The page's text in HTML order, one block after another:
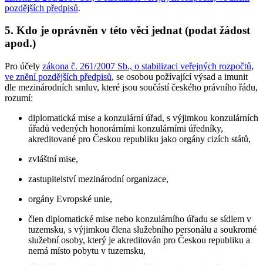
pozdějších předpisů.
5. Kdo je oprávněn v této věci jednat (podat žádost
apod.)
Pro účely zákona č. 261/2007 Sb., o stabilizaci veřejných rozpočtů,
ve znění pozdějších předpisů, se osobou požívající výsad a imunit
dle mezinárodních smluv, které jsou součástí českého právního řádu,
rozumí:
diplomatická mise a konzulární úřad, s výjimkou konzulárních
úřadů vedených honorárními konzulárními úředníky,
akreditované pro Českou republiku jako orgány cizích států,
zvláštní mise,
zastupitelství mezinárodní organizace,
orgány Evropské unie,
člen diplomatické mise nebo konzulárního úřadu se sídlem v
tuzemsku, s výjimkou člena služebního personálu a soukromé
služební osoby, který je akreditován pro Českou republiku a
nemá místo pobytu v tuzemsku,